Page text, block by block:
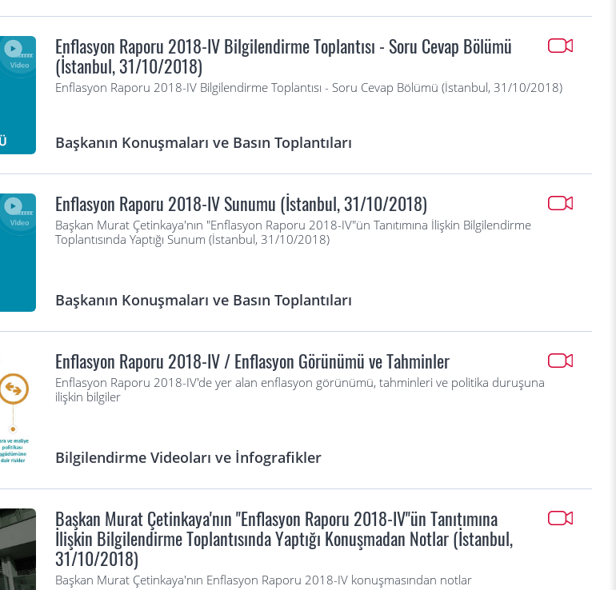
Enflasyon Raporu 2018-IV Bilgilendirme Toplantısı - Soru Cevap Bölümü
(İstanbul, 31/10/2018)
Enflasyon Raporu 2018-IV Bilgilendirme Toplantısı - Soru Cevap Bölümü (İstanbul, 31/10/2018)
Başkanın Konuşmaları ve Basın Toplantıları
Enflasyon Raporu 2018-IV Sunumu (İstanbul, 31/10/2018)
Başkan Murat Çetinkaya'nın "Enflasyon Raporu 2018-IV"ün Tanıtımına İlişkin Bilgilendirme
Toplantısında Yaptığı Sunum (İstanbul, 31/10/2018)
Başkanın Konuşmaları ve Basın Toplantıları
Enflasyon Raporu 2018-IV / Enflasyon Görünümü ve Tahminler
Enflasyon Raporu 2018-IV'de yer alan enflasyon görünümü, tahminleri ve politika duruşuna
ilişkin bilgiler
Bilgilendirme Videoları ve İnfografikler
Başkan Murat Çetinkaya'nın "Enflasyon Raporu 2018-IV"ün Tanıtımına
İlişkin Bilgilendirme Toplantısında Yaptığı Konuşmadan Notlar (İstanbul,
31/10/2018)
Başkan Murat Çetinkaya'nın Enflasyon Raporu 2018-IV konuşmasından notlar